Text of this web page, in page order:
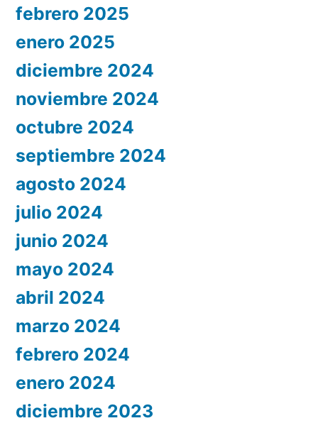
febrero 2025
enero 2025
diciembre 2024
noviembre 2024
octubre 2024
septiembre 2024
agosto 2024
julio 2024
junio 2024
mayo 2024
abril 2024
marzo 2024
febrero 2024
enero 2024
diciembre 2023